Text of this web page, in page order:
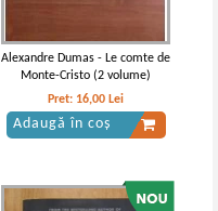
Alexandre Dumas - Le comte de
Monte-Cristo (2 volume)
Pret: 16,00 Lei
Adaugă în coș